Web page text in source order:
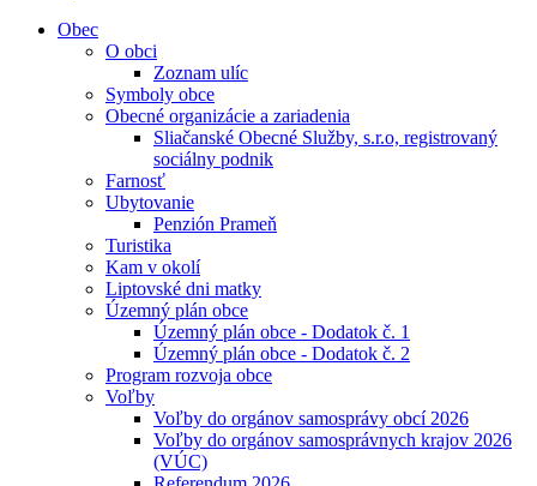
Obec
O obci
Zoznam ulíc
Symboly obce
Obecné organizácie a zariadenia
Sliačanské Obecné Služby, s.r.o, registrovaný
sociálny podnik
Farnosť
Ubytovanie
Penzión Prameň
Turistika
Kam v okolí
Liptovské dni matky
Územný plán obce
Územný plán obce - Dodatok č. 1
Územný plán obce - Dodatok č. 2
Program rozvoja obce
Voľby
Voľby do orgánov samosprávy obcí 2026
Voľby do orgánov samosprávnych krajov 2026
(VÚC)